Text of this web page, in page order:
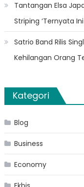
Tantangan Elsa
Striping ‘Ternyata
Satrio Band Rilis
Kehilangan Orang
Kategori
Blog
Business
Economy